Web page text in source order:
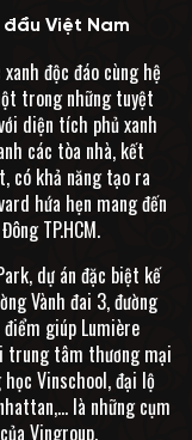
Việt Nam
độc đáo cùng hệ
trong những tuyệt
diện tích phủ xanh
các tòa nhà, kết
có khả năng tạo ra
hứa hẹn mang đến
TP.HCM.
dự án đặc biệt kế
Vành đai 3, đường
giúp Lumière
trung tâm thương mại
Vinschool, đại lộ
là những cụm
Vingroup.